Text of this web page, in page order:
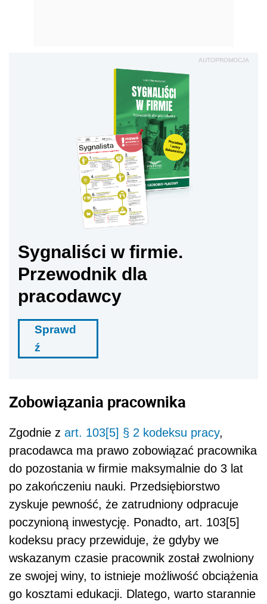
AUTOPROMOCJA
Sygnaliści w firmie.
Przewodnik dla
pracodawcy
Sprawd
ź
Zobowiązania pracownika
Zgodnie z art. 103[5] § 2 kodeksu pracy,
pracodawca ma prawo zobowiązać pracownika
do pozostania w firmie maksymalnie do 3 lat
po zakończeniu nauki. Przedsiębiorstwo
zyskuje pewność, że zatrudniony odpracuje
poczynioną inwestycję. Ponadto, art. 103[5]
kodeksu pracy przewiduje, że gdyby we
wskazanym czasie pracownik został zwolniony
ze swojej winy, to istnieje możliwość obciążenia
go kosztami edukacji. Dlatego, warto starannie